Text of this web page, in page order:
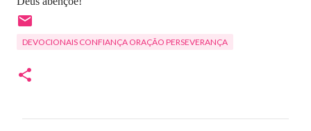
DEVOCIONAIS CONFIANÇA ORAÇÃO PERSEVERANÇA